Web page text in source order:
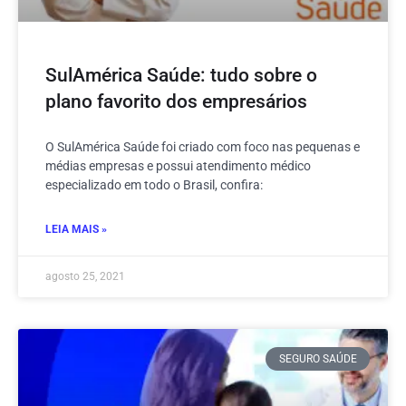
SulAmérica Saúde: tudo sobre o
plano favorito dos empresários
O SulAmérica Saúde foi criado com foco nas pequenas e
médias empresas e possui atendimento médico
especializado em todo o Brasil, confira:
LEIA MAIS »
agosto 25, 2021
SEGURO SAÚDE